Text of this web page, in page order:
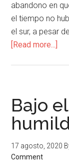
abandono en
el tiempo no
el sur, a pesar
[Read more...]
Bajo
17 agosto, 2020
Comment